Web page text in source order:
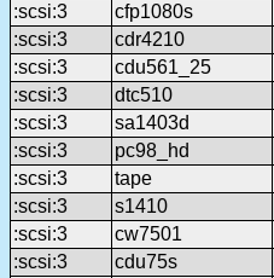
:scsi:3
cfp1080s
:scsi:3
cdr4210
:scsi:3
cdu561_25
:scsi:3
dtc510
:scsi:3
sa1403d
:scsi:3
pc98_hd
:scsi:3
tape
:scsi:3
s1410
:scsi:3
cw7501
:scsi:3
cdu75s